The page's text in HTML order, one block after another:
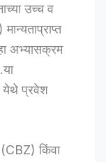
उच्च व
अभ्यासक्रम
येथे प्रवेश
(CBZ) किंवा